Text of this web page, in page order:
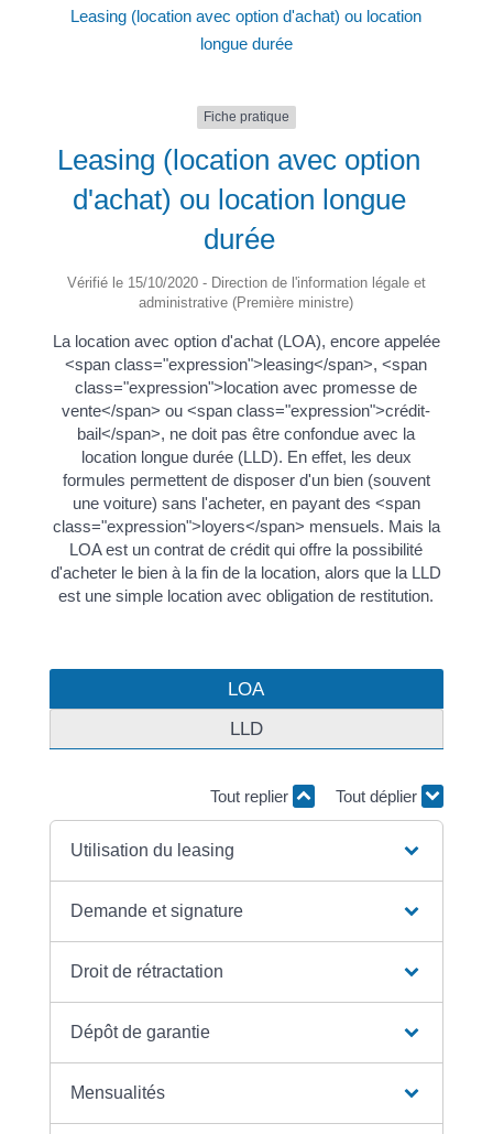
Leasing (location avec option d'achat) ou location
longue durée
Fiche pratique
Leasing (location avec option
d'achat) ou location longue
durée
Vérifié le 15/10/2020 - Direction de l'information légale et
administrative (Première ministre)
La location avec option d'achat (LOA), encore appelée
<span class="expression">leasing</span>, <span
class="expression">location avec promesse de
vente</span> ou <span class="expression">crédit-
bail</span>, ne doit pas être confondue avec la
location longue durée (LLD). En effet, les deux
formules permettent de disposer d'un bien (souvent
une voiture) sans l'acheter, en payant des <span
class="expression">loyers</span> mensuels. Mais la
LOA est un contrat de crédit qui offre la possibilité
d'acheter le bien à la fin de la location, alors que la LLD
est une simple location avec obligation de restitution.
LOA
LLD
Tout replier Tout déplier
Utilisation du leasing
Demande et signature
Droit de rétractation
Dépôt de garantie
Mensualités